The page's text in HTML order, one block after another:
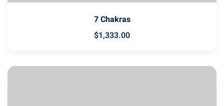
7 Chakras
$1,333.00